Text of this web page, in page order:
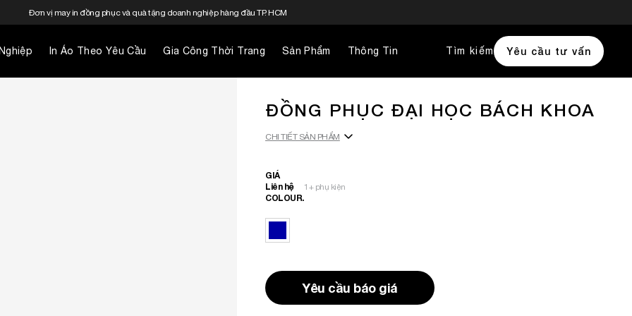
Đơn vị may in đồng phục và quà tặng doanh nghiệp hàng đầu TP. HCM
In Áo Theo Yêu Cầu Gia Công Thời Trang Sản Phẩm Thông Tin Tìm kiếm Yêu cầu tư vấn
ĐỒNG PHỤC ĐẠI HỌC BÁCH KHOA
CHI TIẾT SẢN PHẨM
GIÁ
Liên hệ
1 + phụ kiện
COLOUR.
Yêu cầu báo giá